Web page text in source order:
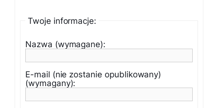
Twoje informacje:
Nazwa (wymagane):
E-mail (nie zostanie opublikowany)
(wymagany):